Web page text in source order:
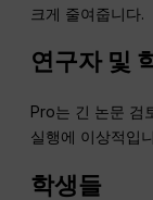
크게 줄여줍니다.
연구자 및
Pro는 긴 논문 검
실행에 이상적입
학생들